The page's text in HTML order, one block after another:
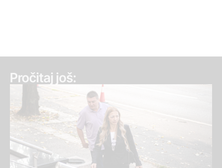
Pročitaj još: